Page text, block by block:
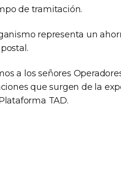
de tramitación.
representa un
a los señores
que surgen de la
TAD.